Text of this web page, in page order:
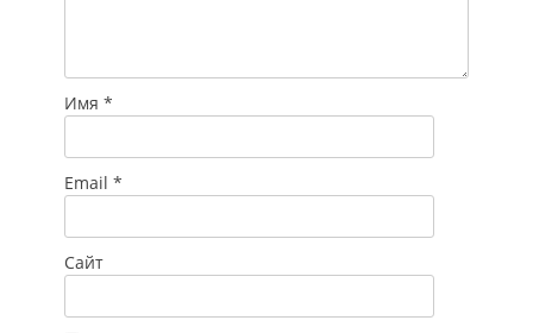
Имя *
Email *
Сайт